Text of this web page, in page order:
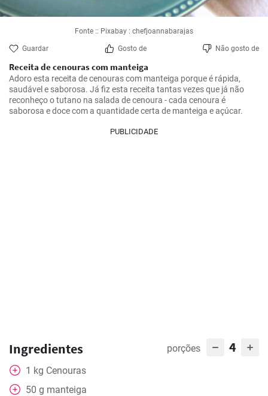
Fonte :: Pixabay : chefjoannabarajas
Guardar Gosto de Não gosto de
Receita de cenouras com manteiga
Adoro esta receita de cenouras com manteiga porque é rápida,
saudável e saborosa. Já fiz esta receita tantas vezes que já não
reconheço o tutano na salada de cenoura - cada cenoura é
saborosa e doce com a quantidade certa de manteiga e açúcar.
PUBLICIDADE
Ingredientes porções 4
1 kg Cenouras
50 g manteiga